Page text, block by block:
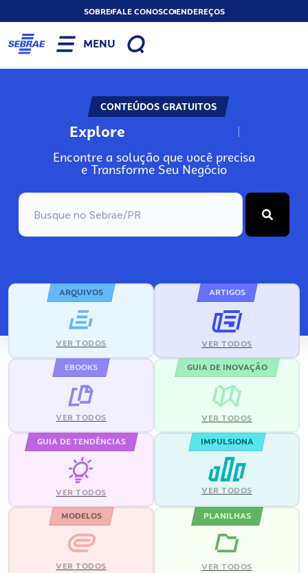
SOBREFALE CONOSCOENDEREÇOS
MENU
CONTEÚDOS GRATUITOS
Explore N
Encontre a solução que você precisa
e Transforme Seu Negócio
ARQUIVOS
VER TODOS
ARTIGOS
VER TODOS
EBOOKS
VER TODOS
GUIA DE INOVAÇÃO
VER TODOS
GUIA DE TENDÊNCIAS
VER TODOS
IMPULSIONA
VER TODOS
MODELOS
VER TODOS
PLANILHAS
VER TODOS